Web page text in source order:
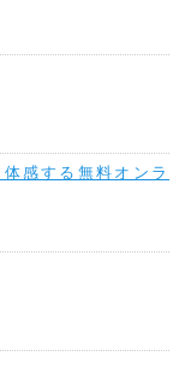
感する無料オンラ